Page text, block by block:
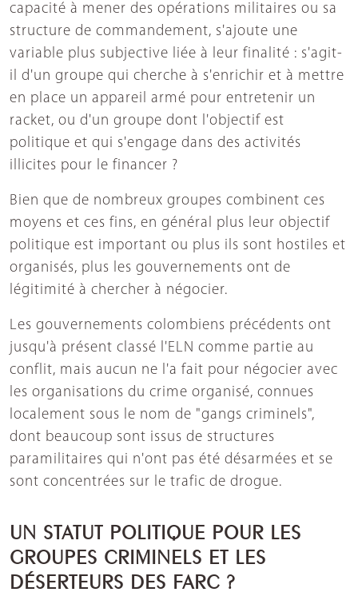
capacité à mener des opérations militaires ou sa
structure de commandement, s'ajoute une
variable plus subjective liée à leur finalité : s'agit-
il d'un groupe qui cherche à s'enrichir et à mettre
en place un appareil armé pour entretenir un
racket, ou d'un groupe dont l'objectif est
politique et qui s'engage dans des activités
illicites pour le financer ?
Bien que de nombreux groupes combinent ces
moyens et ces fins, en général plus leur objectif
politique est important ou plus ils sont hostiles et
organisés, plus les gouvernements ont de
légitimité à chercher à négocier.
Les gouvernements colombiens précédents ont
jusqu'à présent classé l'ELN comme partie au
conflit, mais aucun ne l'a fait pour négocier avec
les organisations du crime organisé, connues
localement sous le nom de "gangs criminels",
dont beaucoup sont issus de structures
paramilitaires qui n'ont pas été désarmées et se
sont concentrées sur le trafic de drogue.
UN STATUT POLITIQUE POUR LES
GROUPES CRIMINELS ET LES
DÉSERTEURS DES FARC ?